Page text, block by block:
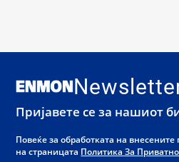
Пријавете се за нашиот
Повеќе за обработката на
на страницата Политика За